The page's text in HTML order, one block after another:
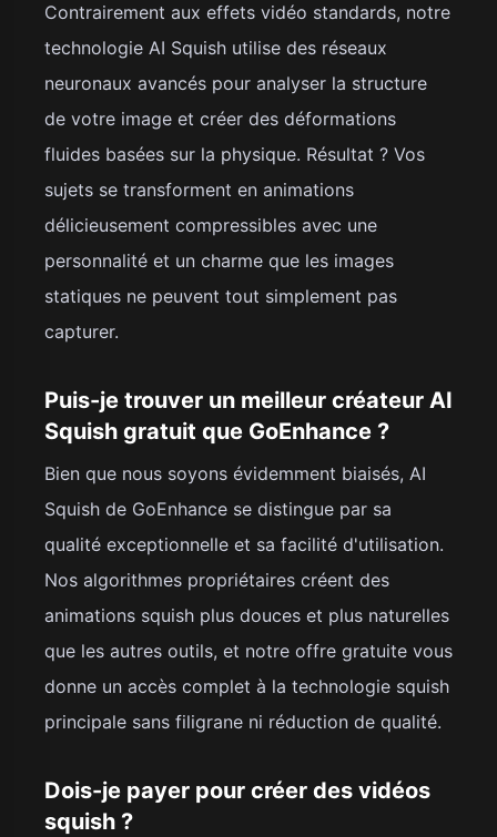
Contrairement aux effets vidéo standards, notre
technologie AI Squish utilise des réseaux
neuronaux avancés pour analyser la structure
de votre image et créer des déformations
fluides basées sur la physique. Résultat ? Vos
sujets se transforment en animations
délicieusement compressibles avec une
personnalité et un charme que les images
statiques ne peuvent tout simplement pas
capturer.
Puis-je trouver un meilleur créateur AI
Squish gratuit que GoEnhance ?
Bien que nous soyons évidemment biaisés, AI
Squish de GoEnhance se distingue par sa
qualité exceptionnelle et sa facilité d'utilisation.
Nos algorithmes propriétaires créent des
animations squish plus douces et plus naturelles
que les autres outils, et notre offre gratuite vous
donne un accès complet à la technologie squish
principale sans filigrane ni réduction de qualité.
Dois-je payer pour créer des vidéos
squish ?